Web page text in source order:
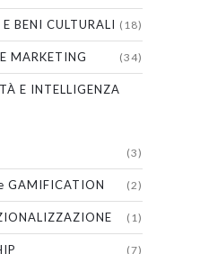
BENI CULTURALI (18)
MARKETING (34)
E INTELLIGENZA
(3)
GAMIFICATION (2)
(1)
(7)